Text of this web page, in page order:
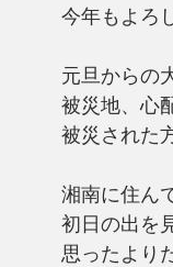
今年もよろ
元旦からの
被災地、心
被災された
湘南に住ん
初日の出を
思ったより